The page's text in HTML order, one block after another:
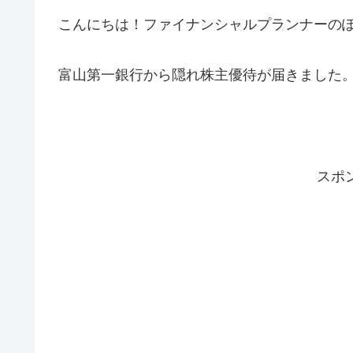
こんにちは！ファイナンシャルプランナーの
富山第一銀行から隠れ株主優待が届きました。
スポ